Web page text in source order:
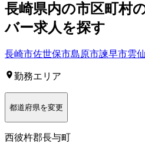
長崎県内の市区町村
バー求人を探す
長崎市佐世保市島原市諫早市雲
勤務エリア
都道府県を変更
西彼杵郡長与町